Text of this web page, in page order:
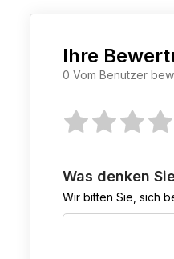
Ihre
0 Vom Benutzer
Was denken
Wir bitten Sie, sich